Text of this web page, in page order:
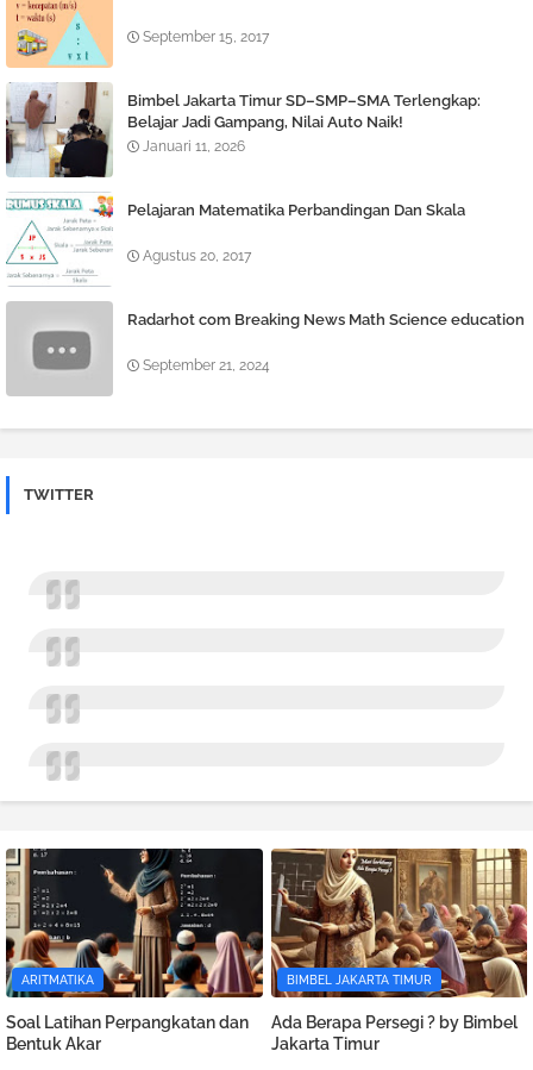
September 15, 2017
Bimbel Jakarta Timur SD–SMP–SMA Terlengkap:
Belajar Jadi Gampang, Nilai Auto Naik!
Januari 11, 2026
Pelajaran Matematika Perbandingan Dan Skala
Agustus 20, 2017
Radarhot com Breaking News Math Science education
September 21, 2024
TWITTER
ARITMATIKA
Soal Latihan Perpangkatan dan
Bentuk Akar
BIMBEL JAKARTA TIMUR
Ada Berapa Persegi ? by Bimbel
Jakarta Timur